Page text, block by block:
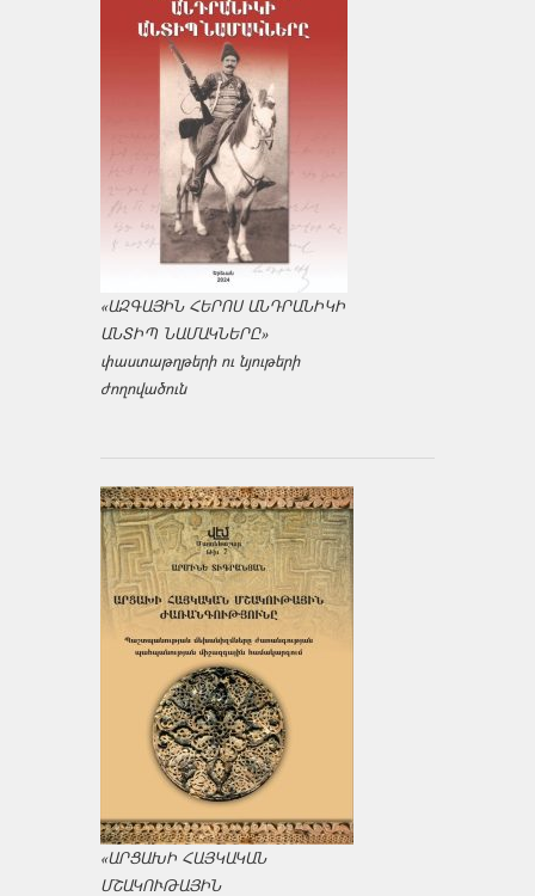
«ԱԶԳԱՅԻՆ ՀԵՐՈՍ ԱՆԴՐԱՆԻԿԻ
ԱՆՏԻՊ ՆԱՄԱԿՆԵՐԸ»
փաստաթղթերի ու նյութերի
ժողովածուն
«ԱՐՑԱԽԻ ՀԱՅԿԱԿԱՆ
ՄՇԱԿՈՒԹԱՅԻՆ